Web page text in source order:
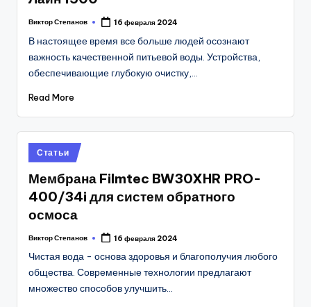
Posted
Виктор Степанов 16 февраля 2024
В настоящее время все больше людей осознают
важность качественной питьевой воды. Устройства,
обеспечивающие глубокую очистку,…
Read More
Posted
in
Статьи
Мембрана Filmtec BW30XHR PRO-
400/34i для систем обратного
осмоса
Posted
Виктор Степанов 16 февраля 2024
Чистая вода - основа здоровья и благополучия любого
общества. Современные технологии предлагают
множество способов улучшить…